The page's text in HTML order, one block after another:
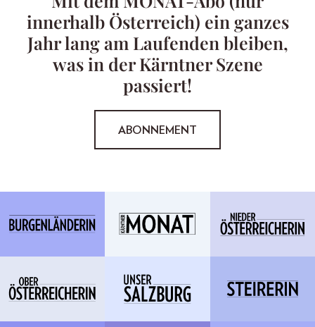
innerhalb Österreich) ein ganzes
Jahr lang am Laufenden bleiben,
was in der Kärntner Szene
passiert!
ABONNEMENT